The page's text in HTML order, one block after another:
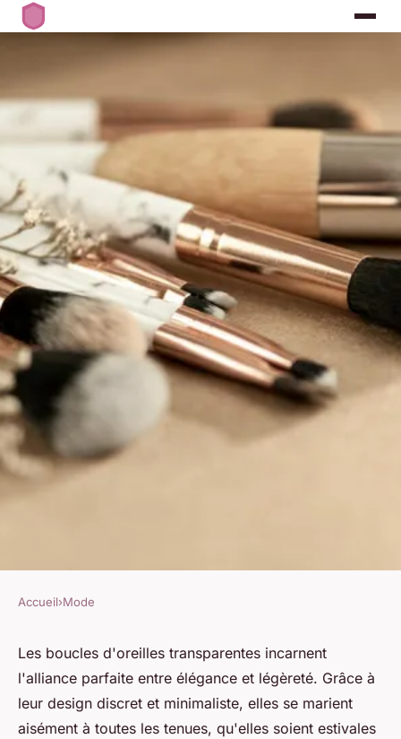
Les boucles d'oreilles
transparentes : élégance et
légèreté
Accueil›Mode
Les boucles d'oreilles transparentes incarnent
l'alliance parfaite entre élégance et légèreté. Grâce à
leur design discret et minimaliste, elles se marient
aisément à toutes les tenues, qu'elles soient estivales